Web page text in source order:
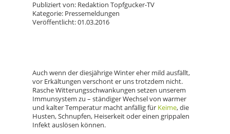
Publiziert von: Redaktion Topfgucker-TV
Kategorie: Pressemeldungen
Veröffentlicht: 01.03.2016
Auch wenn der diesjährige Winter eher mild ausfällt,
vor Erkältungen verschont er uns trotzdem nicht.
Rasche Witterungsschwankungen setzen unserem
Immunsystem zu – ständiger Wechsel von warmer
und kalter Temperatur macht anfällig für Keime, die
Husten, Schnupfen, Heiserkeit oder einen grippalen
Infekt auslösen können.